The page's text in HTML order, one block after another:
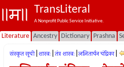
TransLiteral
A Nonprofit Public Service Initiative.
Literature Ancestry Dictionary Prashna
संस्कृत सूची शास्त्रः तंत्र शास्त्रः ललितार्चन चंद्रिका